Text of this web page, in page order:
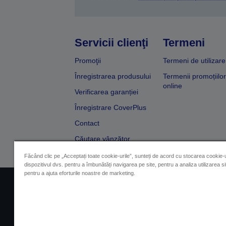
Servicii clienţi
Promoţii
Înregistrarea produsului
Verificarea garanției
Înregistrare CoverPlus
Contact
Căutare vânzător
Termeni
Termeni de utilizare
Termenii promoțiilor
online
Făcând clic pe „Acceptați toate cookie-urile”, sunteți de acord cu stocarea cookie-
dispozitivul dvs. pentru a îmbunătăți navigarea pe site, pentru a analiza utilizarea
pentru a ajuta eforturile noastre de marketing.